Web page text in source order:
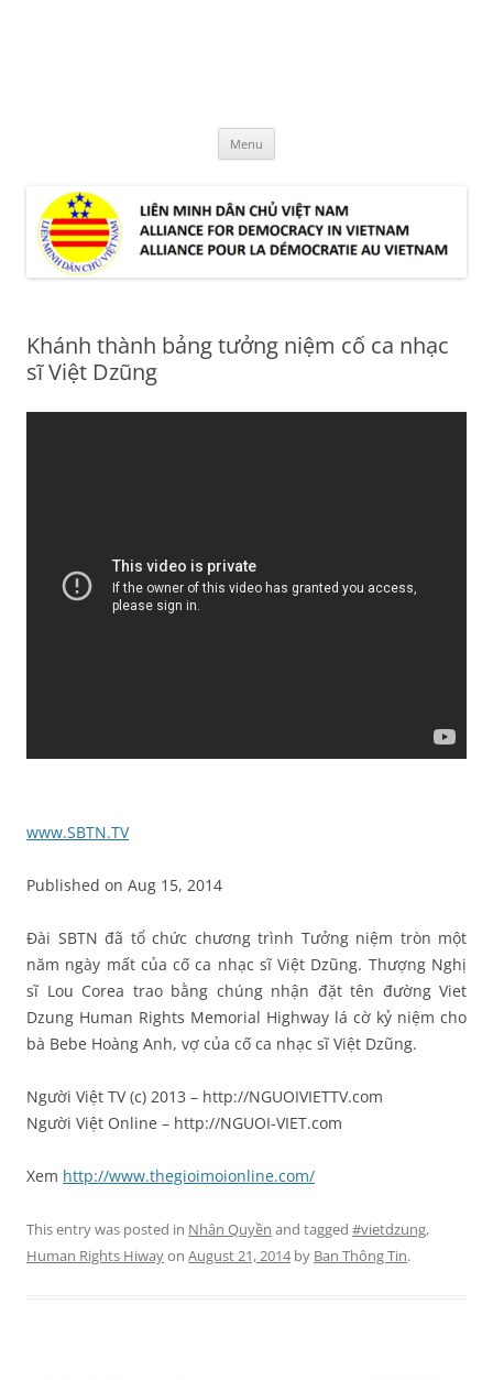
Menu
Khánh thành bảng tưởng niệm cố ca nhạc
sĩ Việt Dzũng
www.SBTN.TV
Published on Aug 15, 2014
Đài SBTN đã tổ chức chương trình Tưởng niệm tròn một
năm ngày mất của cố ca nhạc sĩ Việt Dzũng. Thượng Nghị
sĩ Lou Corea trao bằng chúng nhận đặt tên đường Viet
Dzung Human Rights Memorial Highway lá cờ kỷ niệm cho
bà Bebe Hoàng Anh, vợ của cố ca nhạc sĩ Việt Dzũng.
Người Việt TV (c) 2013 – http://NGUOIVIETTV.com
Người Việt Online – http://NGUOI-VIET.com
Xem http://www.thegioimoionline.com/
This entry was posted in Nhân Quyền and tagged #vietdzung,
Human Rights Hiwayon August 21, 2014by Ban Thông Tin.